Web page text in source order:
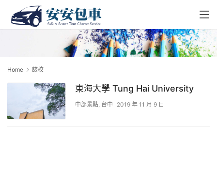
Home 該校
東海大學 Tung Hai University
中部景點 台中 2019 年 11 月 9 日